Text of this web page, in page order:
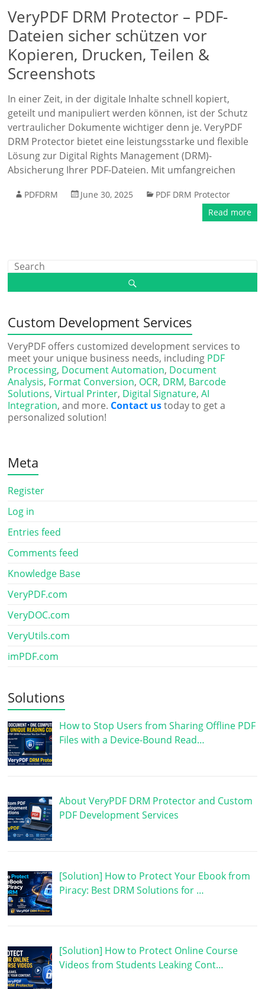
VeryPDF DRM Protector – PDF-
Dateien sicher schützen vor
Kopieren, Drucken, Teilen &
Screenshots
In einer Zeit, in der digitale Inhalte schnell kopiert,
geteilt und manipuliert werden können, ist der Schutz
vertraulicher Dokumente wichtiger denn je. VeryPDF
DRM Protector bietet eine leistungsstarke und flexible
Lösung zur Digital Rights Management (DRM)-
Absicherung Ihrer PDF-Dateien. Mit umfangreichen
PDFDRM June 30, 2025
PDF DRM Protector
Read more
Custom Development Services
VeryPDF offers customized development services to
meet your unique business needs, including PDF
Processing, Document Automation, Document
Analysis, Format Conversion, OCR, DRM, Barcode
Solutions,Virtual Printer, Digital Signature,AI
Integration, and more. Contact ustoday to get a
personalized solution!
Meta
Register
Log in
Entries feed
Comments feed
Knowledge Base
VeryPDF.com
VeryDOC.com
VeryUtils.com
imPDF.com
Solutions
How to Stop Users from Sharing Offline PDF
Files with a Device-Bound Read…
About VeryPDF DRM Protector and Custom
PDF Development Services
[Solution] How to Protect Your Ebook from
Piracy: Best DRM Solutions for …
[Solution] How to Protect Online Course
Videos from Students Leaking Cont…